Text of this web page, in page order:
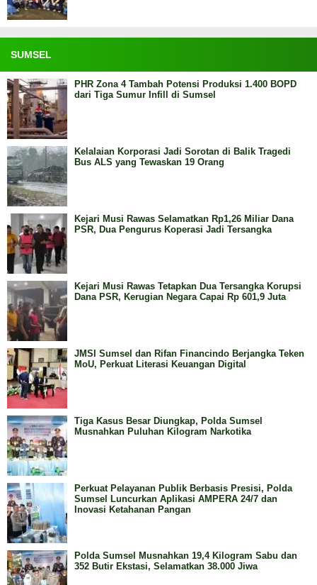
SUMSEL
PHR Zona 4 Tambah Potensi Produksi 1.400 BOPD
dari Tiga Sumur Infill di Sumsel
Kelalaian Korporasi Jadi Sorotan di Balik Tragedi
Bus ALS yang Tewaskan 19 Orang
Kejari Musi Rawas Selamatkan Rp1,26 Miliar Dana
PSR, Dua Pengurus Koperasi Jadi Tersangka
Kejari Musi Rawas Tetapkan Dua Tersangka Korupsi
Dana PSR, Kerugian Negara Capai Rp 601,9 Juta
JMSI Sumsel dan Rifan Financindo Berjangka Teken
MoU, Perkuat Literasi Keuangan Digital
Tiga Kasus Besar Diungkap, Polda Sumsel
Musnahkan Puluhan Kilogram Narkotika
Perkuat Pelayanan Publik Berbasis Presisi, Polda
Sumsel Luncurkan Aplikasi AMPERA 24/7 dan
Inovasi Ketahanan Pangan
Polda Sumsel Musnahkan 19,4 Kilogram Sabu dan
352 Butir Ekstasi, Selamatkan 38.000 Jiwa